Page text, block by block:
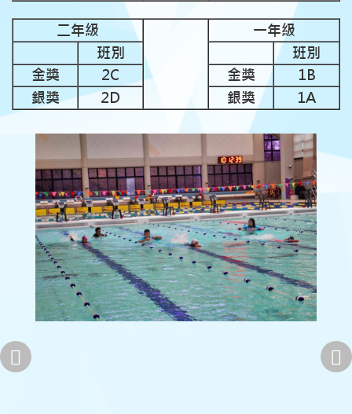
二年級
一年級
班別
班別
金獎
2C 金獎
1B
銀獎
2D 銀獎 1A